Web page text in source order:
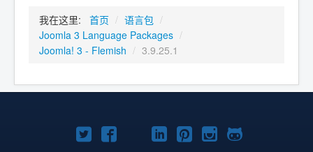
我在这里: 首页 / 语言包 /
Joomla 3 Language Packages /
Joomla! 3 - Flemish / 3.9.25.1
TwitterFacebookYouTube
LinkedIn
Pinterest
Instagram
GitHub